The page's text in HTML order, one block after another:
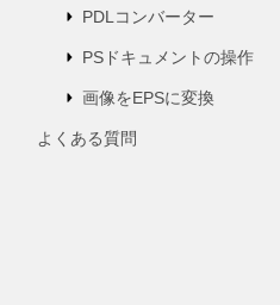
PDLコンバーター
PSドキュメントの操作
画像をEPSに変換
よくある質問